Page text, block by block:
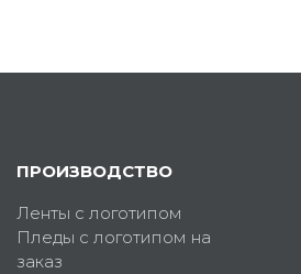
ПРОИЗВОДСТВО
Ленты с логотипом
Пледы с логотипом на
заказ